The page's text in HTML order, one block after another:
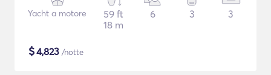
Yacht a motore
59 ft
18 m
6 3 3
$4,823 /notte